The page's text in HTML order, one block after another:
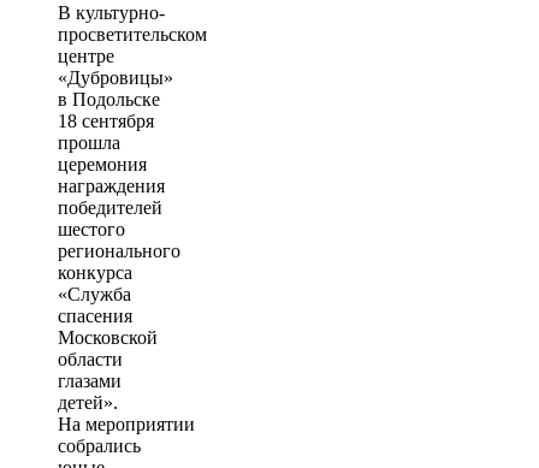
В культурно-
просветительском
центре
«Дубровицы»
в Подольске
18 сентября
прошла
церемония
награждения
победителей
шестого
регионального
конкурса
«Служба
спасения
Московской
области
глазами
детей».
На мероприятии
собрались